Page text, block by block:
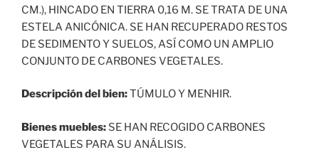
CM.), HINCADO EN TIERRA 0,16 M. SE TRATA DE UNA
ESTELA ANICÓNICA. SE HAN RECUPERADO RESTOS
DE SEDIMENTO Y SUELOS, ASÍ COMO UN AMPLIO
CONJUNTO DE CARBONES VEGETALES.
Descripción del bien:TÚMULO Y MENHIR.
Bienes muebles: SE HAN RECOGIDO CARBONES
VEGETALES PARA SU ANÁLISIS.